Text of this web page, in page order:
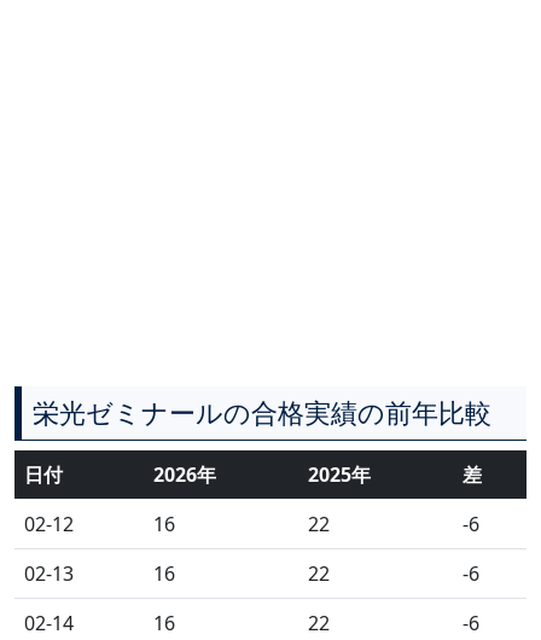
栄光ゼミナールの合格実績の前年比較
日付 2026年 2025年
差
02-12
16 22
-6
02-13
16 22
-6
02-14
16 22
-6